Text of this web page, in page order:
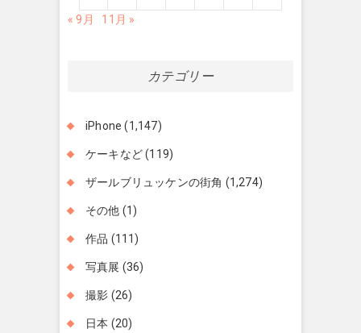
« 9月
11月 »
カテゴリー
iPhone (1,147)
ケーキなど(119)
ザールブリュッケンの街角 (1,274)
その他 (1)
作品 (111)
写真展 (36)
撮影 (26)
日本 (20)